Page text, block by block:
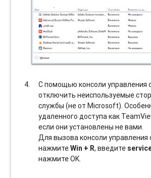
С помощью консоли управления
отключить неиспользуемые
службы (не от Microsoft).
удаленного доступа как
если они установлены не вами.
Для вызова консоли управления
нажмитеWin + R, введите
нажмите OK.